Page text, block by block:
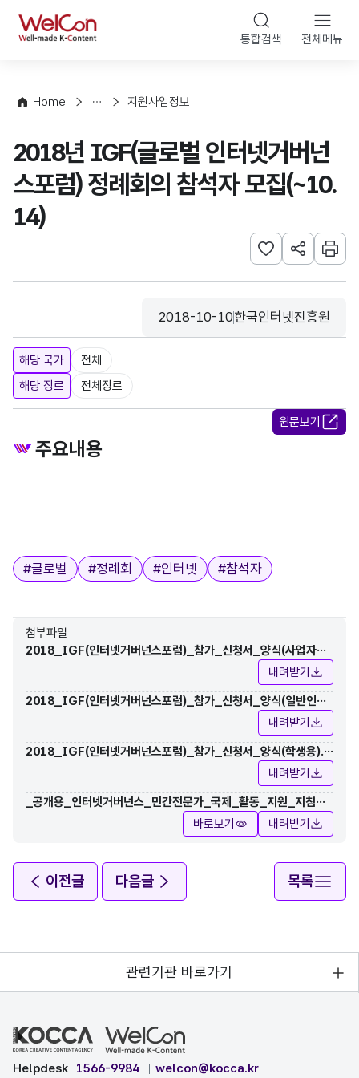
WelCon 통합검색 전체메뉴
Home
사
청
지원사업정보
2018년 IGF(글로벌 인터넷거버넌
스포럼) 정례회의 참석자 모집(~10.
14)
관심사 등록하기
URL 공유하
인쇄
등록일
2018-10-10
수집기관
한국인터넷진흥원
해당 국가
전체
해당 장르
전체장르
원문보기
주요내용
태그
#글로벌 #정례회 #인터넷 #참석자
첨부파일
2018_IGF(인터넷거버넌스포럼)_참가_신청서_양식(사업자
내려받기
2018_IGF(인터넷거버넌스포럼)_참가_신청서_양식(일반인
내려받기
2018_IGF(인터넷거버넌스포럼)_참가_신청서_양식(학생용).h
내려받기
_공개용_인터넷거버넌스_민간전문가_국제_활동_지원_지침서_
바로보기 내려받기
이전글 다음글 목록
관련기관 바로가기
Helpdesk 1566-9984 welcon@kocca.kr